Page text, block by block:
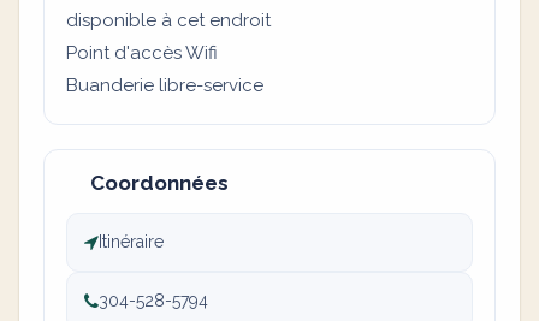
disponible à cet endroit
Point d'accès Wifi
Buanderie libre-service
Coordonnées
Itinéraire
304-528-5794